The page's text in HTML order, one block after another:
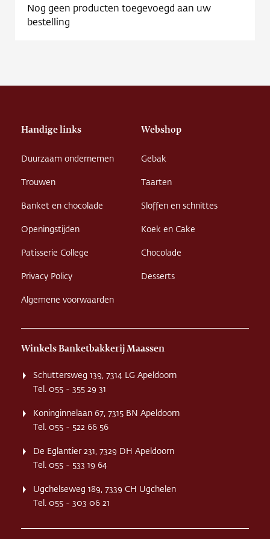
Nog geen producten toegevoegd aan uw
bestelling
Handige links
Duurzaam ondernemen
Trouwen
Banket en chocolade
Openingstijden
Patisserie College
Privacy Policy
Algemene voorwaarden
Webshop
Gebak
Taarten
Sloffen en schnittes
Koek en Cake
Chocolade
Desserts
Winkels Banketbakkerij Maassen
Schuttersweg 139, 7314 LG Apeldoorn
Tel. 055 - 355 29 31
Koninginnelaan 67, 7315 BN Apeldoorn
Tel. 055 - 522 66 56
De Eglantier 231, 7329 DH Apeldoorn
Tel. 055 - 533 19 64
Ugchelseweg 189, 7339 CH Ugchelen
Tel. 055 - 303 06 21